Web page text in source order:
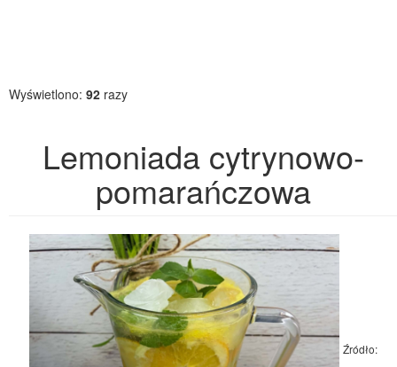
Wyświetlono: 92 razy
Lemoniada cytrynowo-
pomarańczowa
Źródło: